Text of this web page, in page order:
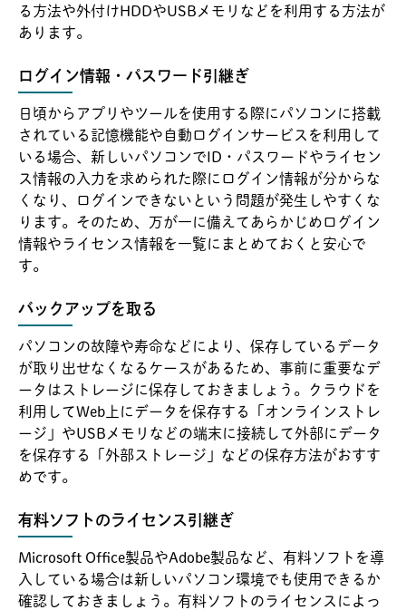
る方法や外付けHDDやUSBメモリなどを利用する方法が
あります。
ログイン情報・パスワード引継ぎ
日頃からアプリやツールを使用する際にパソコンに搭載
されている記憶機能や自動ログインサービスを利用して
いる場合、新しいパソコンでID・パスワードやライセン
ス情報の入力を求められた際にログイン情報が分からな
くなり、ログインできないという問題が発生しやすくな
ります。そのため、万が一に備えてあらかじめログイン
情報やライセンス情報を一覧にまとめておくと安心で
す。
バックアップを取る
パソコンの故障や寿命などにより、保存しているデータ
が取り出せなくなるケースがあるため、事前に重要なデ
ータはストレージに保存しておきましょう。クラウドを
利用してWeb上にデータを保存する「オンラインストレ
ージ」やUSBメモリなどの端末に接続して外部にデータ
を保存する「外部ストレージ」などの保存方法がおすす
めです。
有料ソフトのライセンス引継ぎ
Microsoft Office製品やAdobe製品など、有料ソフトを導
入している場合は新しいパソコン環境でも使用できるか
確認しておきましょう。有料ソフトのライセンスによっ